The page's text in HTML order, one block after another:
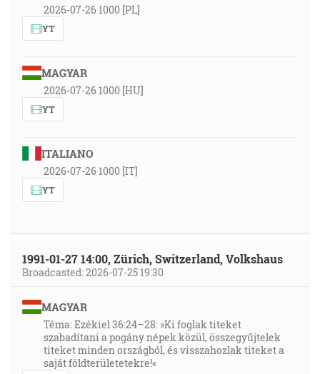
2026-07-26 1000 [PL]
YT
MAGYAR
2026-07-26 1000 [HU]
YT
ITALIANO
2026-07-26 1000 [IT]
YT
1991-01-27 14:00, Zürich, Switzerland, Volkshaus
Broadcasted: 2026-07-25 19:30
MAGYAR
Téma: Ezékiel 36:24–28: »Ki foglak titeket
szabadítani a pogány népek közül, összegyűjtelek
titeket minden országból, és visszahozlak titeket a
saját földterületetekre!«